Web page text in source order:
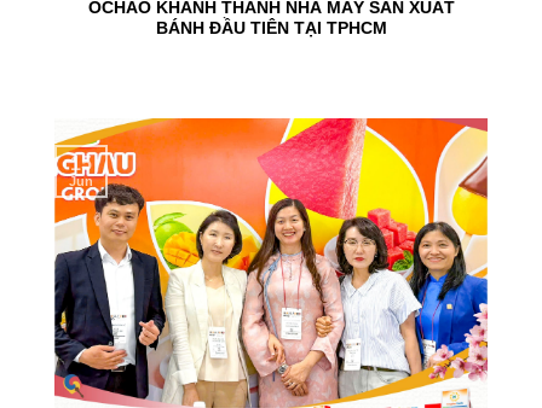
OCHAO KHÁNH THÀNH NHÀ MÁY SẢN XUẤT
BÁNH ĐẦU TIÊN TẠI TPHCM
15
Jun